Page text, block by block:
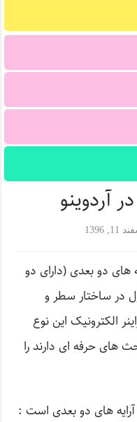
آردوینو
1396
های دو بعدی (دارای دو
در ساختار سطر و
الکترونیک این نوع
های حرفه ای دارند را
های دو بعدی است :